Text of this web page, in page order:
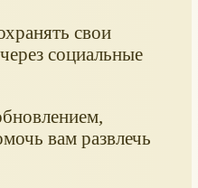
свои
социальные
вам развлечь